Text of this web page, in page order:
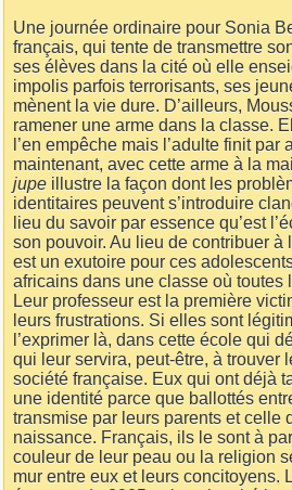
Une journée ordinaire pour Sonia
français, qui tente de transmettre
ses élèves dans la cité où elle
impolis parfois terrorisants, ses
mènent la vie dure. D’ailleurs,
ramener une arme dans la classe.
l’en empêche mais l’adulte finit par
maintenant, avec cette arme à la
jupe illustre la façon dont les
identitaires peuvent s’introduire
lieu du savoir par essence qu’est
son pouvoir. Au lieu de contribuer à
est un exutoire pour ces
africains dans une classe où toutes
Leur professeur est la première
leurs frustrations. Si elles sont
l’exprimer là, dans cette école qui
qui leur servira, peut-être, à trouver
société française. Eux qui ont déjà
une identité parce que ballottés
transmise par leurs parents et celle
naissance. Français, ils le sont à
couleur de leur peau ou la religion
mur entre eux et leurs concitoyens.